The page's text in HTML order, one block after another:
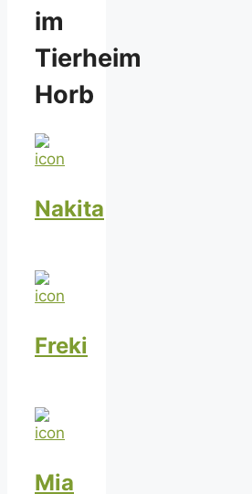
im
Tierheim
Horb
Nakita
Freki
Mia